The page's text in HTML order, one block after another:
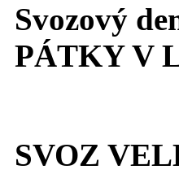
Svozový
PÁTKY V
SVOZ